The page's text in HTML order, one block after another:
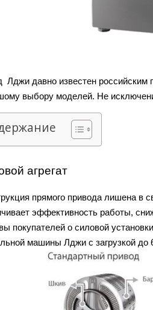
Лджи давно известен российским
выбору моделей. Не
агрегат
прямого привода лишена в
эффективность работы,
покупателей о силовой
машины Лджи с загрузкой до 6